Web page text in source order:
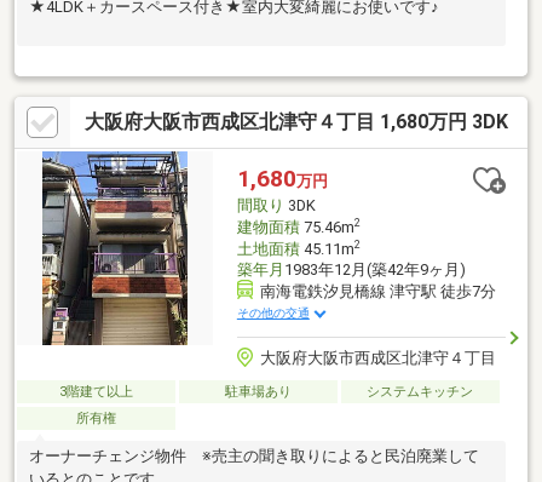
★4LDK＋カースペース付き★室内大変綺麗にお使いです♪
大阪府大阪市西成区北津守４丁目 1,680万円 3DK
1,680万円
間取り 3DK
建物面積75.46m2
土地面積45.11m2
築年月 1983年12月(築42年9ヶ月)
南海電鉄汐見橋線 津守駅 徒歩7分
その他の交通
大阪府大阪市西成区北津守４丁目
3階建て以上 駐車場あり
システムキッチン
所有権
オーナーチェンジ物件 ※売主の聞き取りによると民泊廃業して